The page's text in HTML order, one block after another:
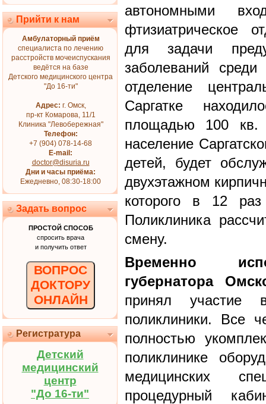
Прийти к нам
Амбулаторный приём
специалиста по лечению
расстройств мочеиспускания
ведётся на базе
Детского медицинского центра
"До 16-ти"
Адрес: г. Омск,
пр-кт Комарова, 11/1
Клиника "Левобережная"
Телефон:
+7 (904) 078-14-68
E-mail:
doctor@disuria.ru
Дни и часы приёма:
Ежедневно, 08:30-18:00
Задать вопрос
ПРОСТОЙ СПОСОБ
спросить врача
и получить ответ
ВОПРОС
ДОКТОРУ
ОНЛАЙН
Регистратура
Детский
медицинский
центр
"До 16-ти"
автономными
фтизиатрическое
для задачи
заболеваний среди
отделение
Саргатке
площадью 100 кв.
население
детей, будет
двухэтажном
которого в 12 раз
Поликлиника
смену.
Временно
губернатора
принял участие
поликлиники. Все
полностью
поликлинике
медицинских
процедурный